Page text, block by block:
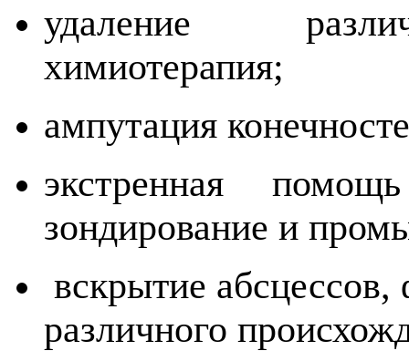
удаление
химиотерапия;
ампутация
экстренная
зондирование и
вскрытие
различного